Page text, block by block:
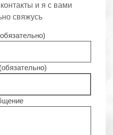
и я с вами
свяжусь